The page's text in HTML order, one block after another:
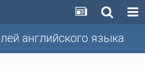
английского языка